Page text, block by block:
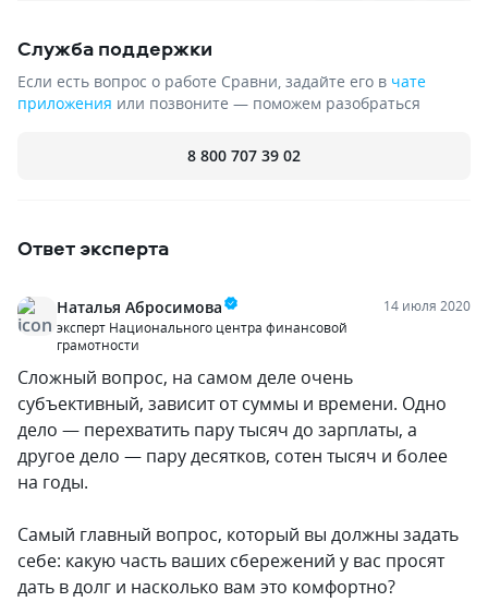
Служба поддержки
Если есть вопрос о работе Сравни, задайте его в чате
приложения или позвоните — поможем разобраться
8 800 707 39 02
Ответ эксперта
Наталья Абросимова
эксперт Национального центра финансовой
грамотности
14 июля 2020
Сложный вопрос, на самом деле очень
субъективный, зависит от суммы и времени. Одно
дело — перехватить пару тысяч до зарплаты, а
другое дело — пару десятков, сотен тысяч и более
на годы.
Самый главный вопрос, который вы должны задать
себе: какую часть ваших сбережений у вас просят
дать в долг и насколько вам это комфортно?